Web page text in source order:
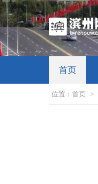
首页
位置： 首页 >